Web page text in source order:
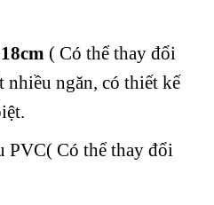
( Có thể thay đổi
nhiều ngăn, có thiết kế
PVC( Có thể thay đổi